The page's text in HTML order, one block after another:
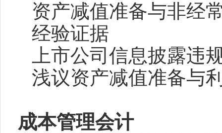
资产减值准备与非经
经验证据
上市公司信息披露违
浅议资产减值准备与
成本管理会计